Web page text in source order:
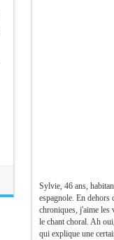
Sylvie, 46 ans,
espagnole. En dehors
chroniques, j'aime les
le chant choral. Ah
qui explique une